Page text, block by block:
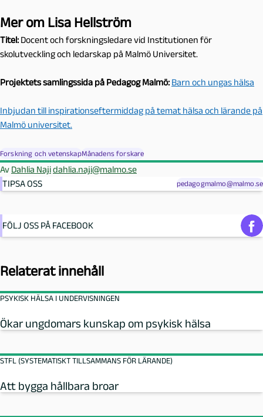
Mer om Lisa Hellström
Titel: Docent och forskningsledare vid Institutionen för
skolutveckling och ledarskap på Malmö Universitet.
Projektets samlingssida på Pedagog Malmö: Barn och ungas hälsa
Inbjudan till inspirationseftermiddag på temat hälsa och lärande på
Malmö universitet.
Forskning och vetenskapMånadens forskare
Av Dahlia Najidahlia.naji@malmo.se
TIPSA OSS
pedagogmalmo@malmo.se
FÖLJ OSS PÅ FACEBOOK
Relaterat innehåll
PSYKISK HÄLSA I UNDERVISNINGEN
Ökar ungdomars kunskap om psykisk hälsa
STFL (SYSTEMATISKT TILLSAMMANS FÖR LÄRANDE)
Att bygga hållbara broar